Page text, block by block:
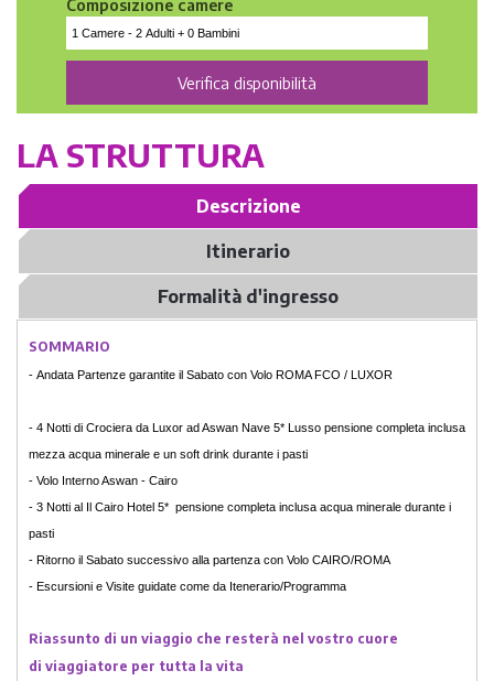
Composizione camere
LA STRUTTURA
Descrizione
Itinerario
Formalità d'ingresso
SOMMARIO
- Andata Partenze garantite il Sabato con Volo ROMA FCO / LUXOR
- 4 Notti di Crociera da Luxor ad Aswan Nave 5* Lusso pensione completa inclusa
mezza acqua minerale e un soft drink durante i pasti
- Volo Interno Aswan - Cairo
- 3 Notti al Il Cairo Hotel 5* pensione completa inclusa acqua minerale durante i
pasti
- Ritorno il Sabato successivo alla partenza con Volo CAIRO/ROMA
- Escursioni e Visite guidate come da Itenerario/Programma
Riassunto di un viaggio che resterà nel vostro cuore
di viaggiatore per tutta la vita